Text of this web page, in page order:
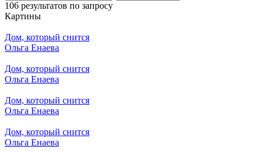
106 результатов по запросу
Картины
Дом, который снится
Ольга Енаева
Дом, который снится
Ольга Енаева
Дом, который снится
Ольга Енаева
Дом, который снится
Ольга Енаева